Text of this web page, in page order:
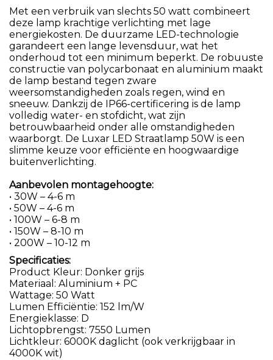
Met een verbruik van slechts 50 watt combineert
deze lamp krachtige verlichting met lage
energiekosten. De duurzame LED-technologie
garandeert een lange levensduur, wat het
onderhoud tot een minimum beperkt. De robuuste
constructie van polycarbonaat en aluminium maakt
de lamp bestand tegen zware
weersomstandigheden zoals regen, wind en
sneeuw. Dankzij de IP66-certificering is de lamp
volledig water- en stofdicht, wat zijn
betrouwbaarheid onder alle omstandigheden
waarborgt. De Luxar LED Straatlamp 50W is een
slimme keuze voor efficiënte en hoogwaardige
buitenverlichting.
Aanbevolen montagehoogte:
• 30W – 4-6 m
• 50W – 4-6 m
• 100W – 6-8 m
• 150W – 8-10 m
• 200W – 10-12 m
Specificaties:
Product Kleur: Donker grijs
Materiaal: Aluminium + PC
Wattage: 50 Watt
Lumen Efficiëntie: 152 lm/W
Energieklasse: D
Lichtopbrengst: 7550 Lumen
Lichtkleur: 6000K daglicht (ook verkrijgbaar in
4000K wit)